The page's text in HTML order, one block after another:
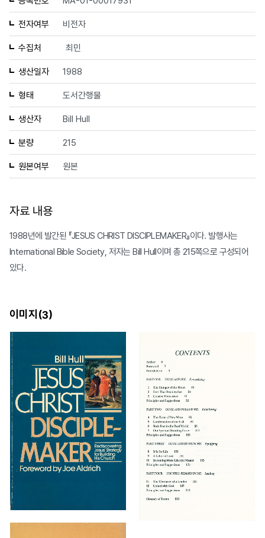
전자여부 비전자
수집처 최민
생산일자 1988
형태 도서간행물
생산자 Bill Hull
분량 215
원본여부 원본
자료 내용
1988년에 발간된 『JESUS CHRIST DISCIPLEMAKER』이다. 발행사는
International Bible Society, 저자는 Bill Hull이며 총 215쪽으로 구성되어
있다.
이미지(3)